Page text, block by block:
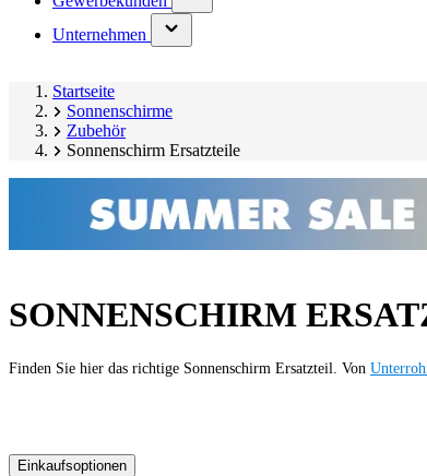
submenu)
Unternehmen
(has
submenu)
Startseite
Sonnenschirme
Zubehör
Sonnenschirm Ersatzteile
SONNENSCHIRM
Finden Sie hier das richtige Sonnenschirm Ersatzteil. Von
Einkaufsoptionen